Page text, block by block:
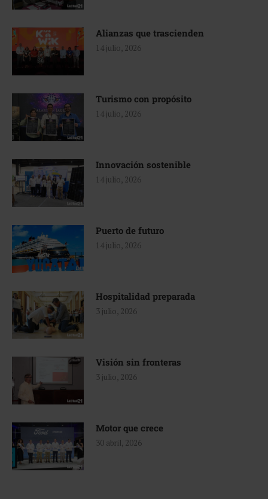
Alianzas que trascienden
14 julio, 2026
Turismo con propósito
14 julio, 2026
Innovación sostenible
14 julio, 2026
Puerto de futuro
14 julio, 2026
Hospitalidad preparada
3 julio, 2026
Visión sin fronteras
3 julio, 2026
Motor que crece
30 abril, 2026